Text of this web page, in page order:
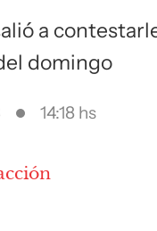
a
domingo
14:18 hs